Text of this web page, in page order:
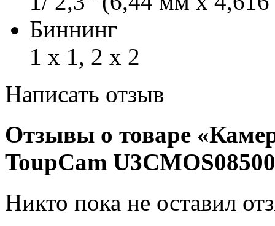
Биннинг
1 x 1, 2 x 2
Написать отзыв
Отзывы о товаре
ToupCam
Никто пока не оставил